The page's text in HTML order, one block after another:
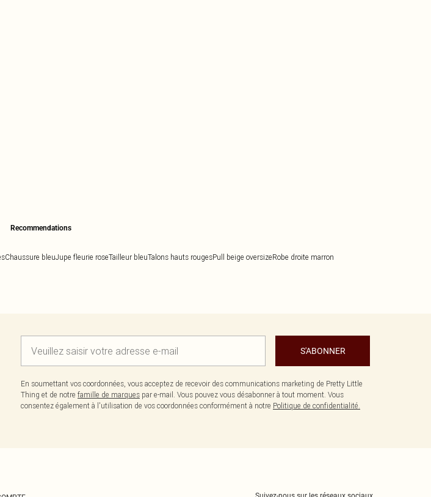
Recommendations
Chaussure bleuJupe fleurie roseTailleur bleuTalons hauts rougesPull beige oversizeRobe droite marron
S'ABONNER
En soumettant vos coordonnées, vous acceptez de recevoir des communications marketing de Pretty Little
Thing et de notre famille de marques par e-mail. Vous pouvez vous désabonner à tout moment. Vous
consentez également à l'utilisation de vos coordonnées conformément à notre Politique de confidentialité.